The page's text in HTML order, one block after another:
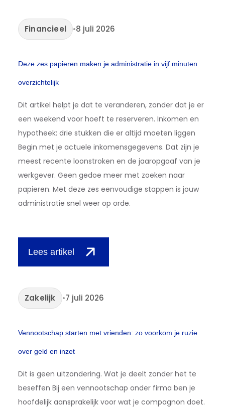
Financieel •8 juli 2026
Deze zes papieren maken je administratie in vijf minuten
overzichtelijk
Dit artikel helpt je dat te veranderen, zonder dat je er
een weekend voor hoeft te reserveren. Inkomen en
hypotheek: drie stukken die er altijd moeten liggen
Begin met je actuele inkomensgegevens. Dat zijn je
meest recente loonstroken en de jaaropgaaf van je
werkgever. Geen gedoe meer met zoeken naar
papieren. Met deze zes eenvoudige stappen is jouw
administratie snel weer op orde.
Lees artikel
Zakelijk •7 juli 2026
Vennootschap starten met vrienden: zo voorkom je ruzie
over geld en inzet
Dit is geen uitzondering. Wat je deelt zonder het te
beseffen Bij een vennootschap onder firma ben je
hoofdelijk aansprakelijk voor wat je compagnon doet.